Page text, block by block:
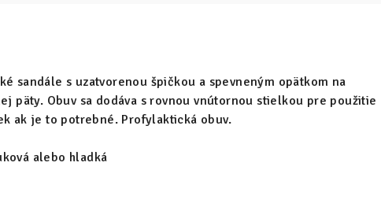
sandále s uzatvorenou špičkou a spevneným opätkom na
päty. Obuv sa dodáva s rovnou vnútornou stielkou pre použitie
ak je to potrebné. Profylaktická obuv.
alebo hladká